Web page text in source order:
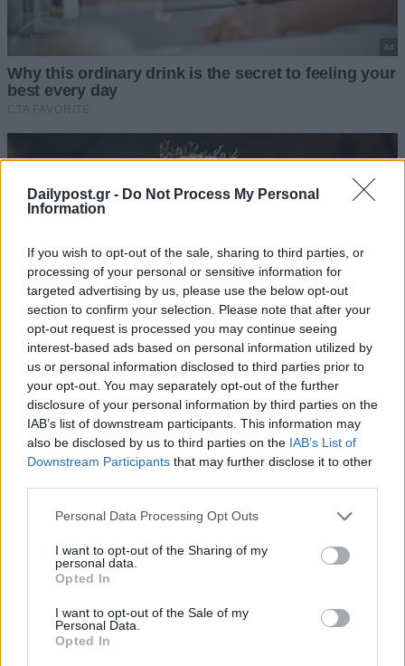
Dailypost.gr - Do Not Process My Personal
Information
If you wish to opt-out of the sale, sharing to third parties, or
processing of your personal or sensitive information for
targeted advertising by us, please use the below opt-out
section to confirm your selection. Please note that after your
opt-out request is processed you may continue seeing
interest-based ads based on personal information utilized by
us or personal information disclosed to third parties prior to
your opt-out. You may separately opt-out of the further
disclosure of your personal information by third parties on the
IAB’s list of downstream participants. This information may
also be disclosed by us to third parties on the IAB’s List of
Downstream Participants that may further disclose it to other
Personal Data Processing Opt Outs
I want to opt-out of the Sharing of my
personal data.
Opted In
I want to opt-out of the Sale of my
Personal Data.
Opted In